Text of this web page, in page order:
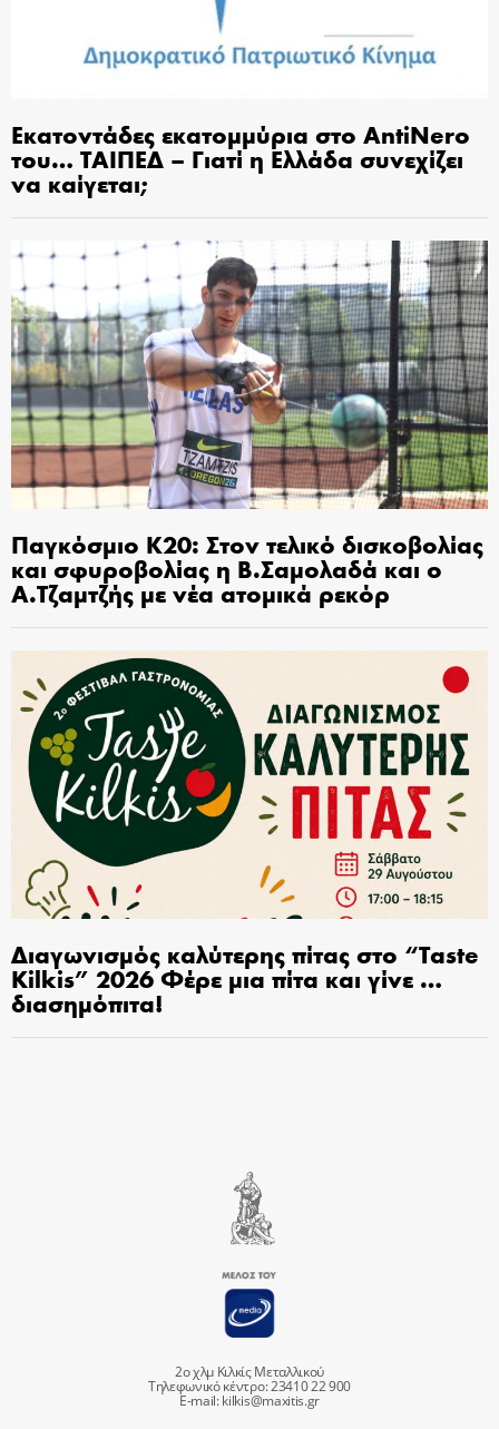
Εκατοντάδες εκατομμύρια στο AntiNero
του… ΤΑΙΠΕΔ – Γιατί η Ελλάδα συνεχίζει
να καίγεται;
Παγκόσμιο Κ20: Στον τελικό δισκοβολίας
και σφυροβολίας η Β.Σαμολαδά και ο
Α.Τζαμτζής με νέα ατομικά ρεκόρ
Διαγωνισμός καλύτερης πίτας στο “Taste
Kilkis” 2026 Φέρε μια πίτα και γίνε …
διασημόπιτα!
2ο χλμ Κιλκίς Μεταλλικού
Τηλεφωνικό κέντρο: 23410 22 900
E-mail:kilkis@maxitis.gr